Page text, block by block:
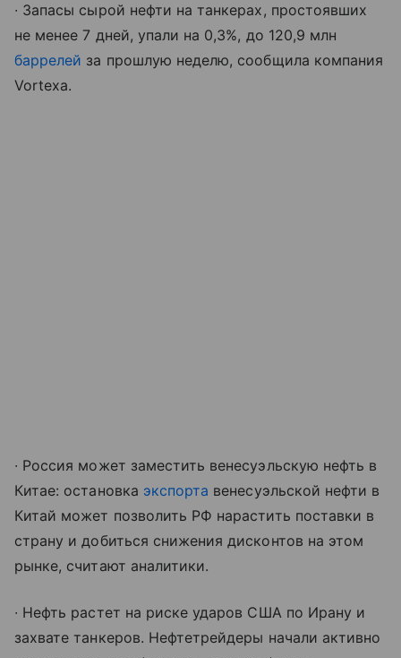
∙ Запасы сырой нефти на танкерах, простоявших
не менее 7 дней, упали на 0,3%, до 120,9 млн
баррелей за прошлую неделю, сообщила компания
Vortexa.
∙ Россия может заместить венесуэльскую нефть в
Китае: остановка экспорта венесуэльской нефти в
Китай может позволить РФ нарастить поставки в
страну и добиться снижения дисконтов на этом
рынке, считают аналитики.
∙ Нефть растет на риске ударов США по Ирану и
захвате танкеров. Нефтетрейдеры начали активно